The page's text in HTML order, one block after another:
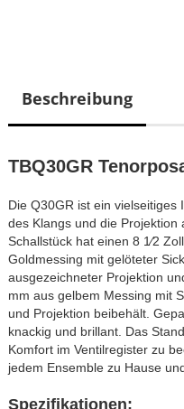
Beschreibung
TBQ30GR
Die Q30GR ist ein
des Klangs und die Projektion
Schallstück hat einen 8 1⁄2
Goldmessing mit gelöteter
ausgezeichneter Projektion
mm aus gelbem Messing mit
und Projektion beibehält.
knackig und brillant. Das
Komfort im Ventilregister zu
jedem Ensemble zu Hause
Spezifikationen: